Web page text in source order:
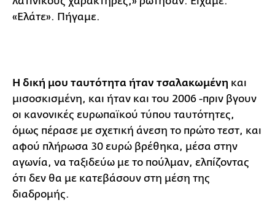
«Ελάτε». Πήγαμε.
Η δική μου ταυτότητα ήταν τσαλακωμένη και
μισοσκισμένη, και ήταν και του 2006 -πριν βγουν
οι κανονικές ευρωπαϊκού τύπου ταυτότητες,
όμως πέρασε με σχετική άνεση το πρώτο τεστ, και
αφού πλήρωσα 30 ευρώ βρέθηκα, μέσα στην
αγωνία, να ταξιδεύω με το πούλμαν, ελπίζοντας
ότι δεν θα με κατεβάσουν στη μέση της
διαδρομής.